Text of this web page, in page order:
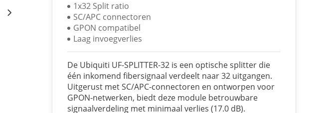
1x32 Split ratio
SC/APC connectoren
GPON compatibel
Laag invoegverlies
De Ubiquiti UF-SPLITTER-32 is een optische splitter die
één inkomend fibersignaal verdeelt naar 32 uitgangen.
Uitgerust met SC/APC-connectoren en ontworpen voor
GPON-netwerken, biedt deze module betrouwbare
signaalverdeling met minimaal verlies (17.0 dB).